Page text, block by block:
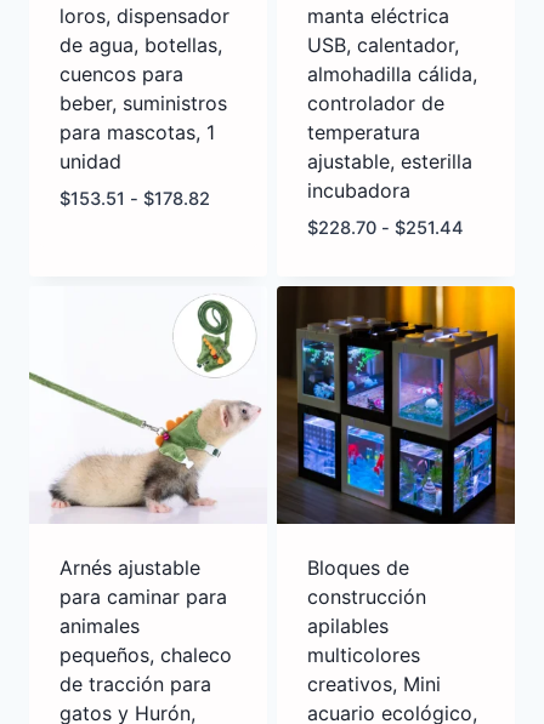
loros, dispensador
de agua, botellas,
cuencos para
beber, suministros
para mascotas, 1
unidad
$153.51 - $178.82
manta eléctrica
USB, calentador,
almohadilla cálida,
controlador de
temperatura
ajustable, esterilla
incubadora
$228.70 - $251.44
Arnés ajustable
para caminar para
animales
pequeños, chaleco
de tracción para
gatos y Hurón,
Bloques de
construcción
apilables
multicolores
creativos, Mini
acuario ecológico,